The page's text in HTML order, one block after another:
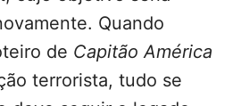
Quando
de Capitão América
terrorista, tudo se